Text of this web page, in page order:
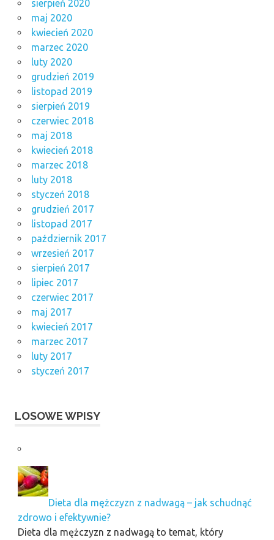
sierpień 2020
maj 2020
kwiecień 2020
marzec 2020
luty 2020
grudzień 2019
listopad 2019
sierpień 2019
czerwiec 2018
maj 2018
kwiecień 2018
marzec 2018
luty 2018
styczeń 2018
grudzień 2017
listopad 2017
październik 2017
wrzesień 2017
sierpień 2017
lipiec 2017
czerwiec 2017
maj 2017
kwiecień 2017
marzec 2017
luty 2017
styczeń 2017
LOSOWE WPISY
Dieta dla mężczyzn z nadwagą – jak schudnąć
zdrowo i efektywnie?
Dieta dla mężczyzn z nadwagą to temat, który